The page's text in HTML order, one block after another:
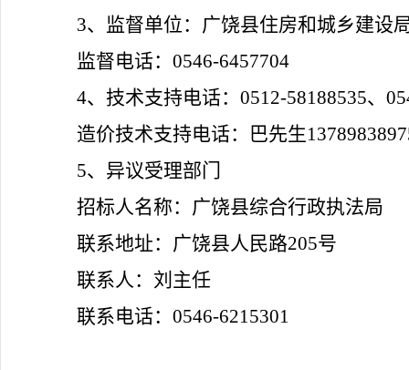
3、监督单位：广饶县住房和城乡建设
监督电话： 0546-6457704
4、技术支持电话：0512-58188535、
造价技术支持电话：巴先生
5、异议受理部门
招标人名称：广饶县综合行政执法局
联系地址：广饶县人民路205号
联系人：刘主任
联系电话： 0546-6215301